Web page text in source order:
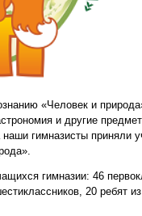
«Человек и
и другие
гимназисты
гимназии: 46
20 ребят